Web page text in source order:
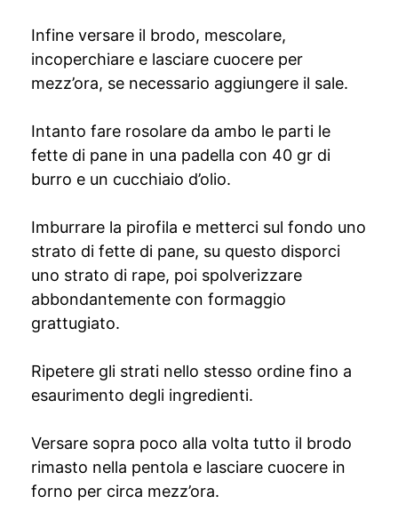
Infine versare il brodo, mescolare,
incoperchiare e lasciare cuocere per
mezz’ora, se necessario aggiungere il sale.
Intanto fare rosolare da ambo le parti le
fette di pane in una padella con 40 gr di
burro e un cucchiaio d’olio.
Imburrare la pirofila e metterci sul fondo uno
strato di fette di pane, su questo disporci
uno strato di rape, poi spolverizzare
abbondantemente con formaggio
grattugiato.
Ripetere gli strati nello stesso ordine fino a
esaurimento degli ingredienti.
Versare sopra poco alla volta tutto il brodo
rimasto nella pentola e lasciare cuocere in
forno per circa mezz’ora.